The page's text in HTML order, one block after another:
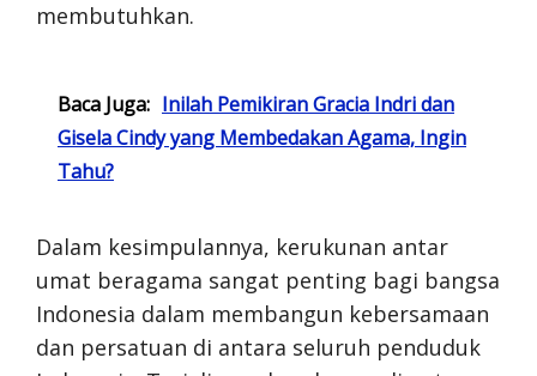
membutuhkan.
Baca Juga: Inilah Pemikiran Gracia Indri dan
Gisela Cindy yang Membedakan Agama, Ingin
Tahu?
Dalam kesimpulannya, kerukunan antar
umat beragama sangat penting bagi bangsa
Indonesia dalam membangun kebersamaan
dan persatuan di antara seluruh penduduk